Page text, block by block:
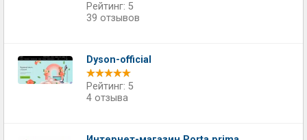
Рейтинг: 5
39 отзывов
Dyson-official
Рейтинг: 5
4 отзыва